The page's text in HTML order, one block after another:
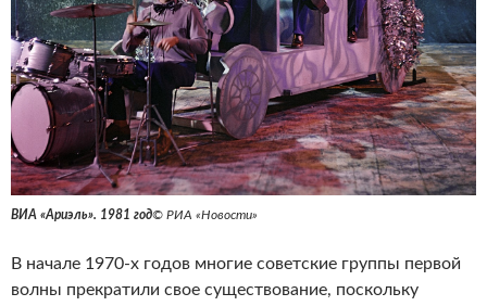
ВИА «Ариэль». 1981 год© РИА «Новости»
В начале 1970-х годов многие советские группы первой
волны прекратили свое существование, поскольку